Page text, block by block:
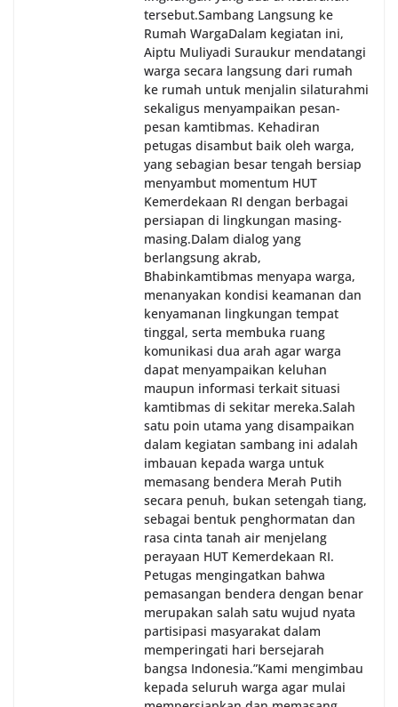
tersebut.‎Sambang Langsung ke
Rumah Warga‎Dalam kegiatan ini,
Aiptu Muliyadi Suraukur mendatangi
warga secara langsung dari rumah
ke rumah untuk menjalin silaturahmi
sekaligus menyampaikan pesan-
pesan kamtibmas. Kehadiran
petugas disambut baik oleh warga,
yang sebagian besar tengah bersiap
menyambut momentum HUT
Kemerdekaan RI dengan berbagai
persiapan di lingkungan masing-
masing.‎Dalam dialog yang
berlangsung akrab,
Bhabinkamtibmas menyapa warga,
menanyakan kondisi keamanan dan
kenyamanan lingkungan tempat
tinggal, serta membuka ruang
komunikasi dua arah agar warga
dapat menyampaikan keluhan
maupun informasi terkait situasi
kamtibmas di sekitar mereka.‎‎‎Salah
satu poin utama yang disampaikan
dalam kegiatan sambang ini adalah
imbauan kepada warga untuk
memasang bendera Merah Putih
secara penuh, bukan setengah tiang,
sebagai bentuk penghormatan dan
rasa cinta tanah air menjelang
perayaan HUT Kemerdekaan RI.
Petugas mengingatkan bahwa
pemasangan bendera dengan benar
merupakan salah satu wujud nyata
partisipasi masyarakat dalam
memperingati hari bersejarah
bangsa Indonesia.‎‎”Kami mengimbau
kepada seluruh warga agar mulai